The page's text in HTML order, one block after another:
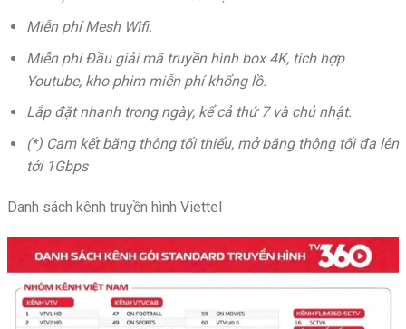
Miễn phí Mesh Wifi.
Miễn phí Đầu giải mã truyền hình box 4K, tích hợp
Youtube, kho phim miễn phí khổng lồ.
Lắp đặt nhanh trong ngày, kể cả thứ 7 và chủ nhật.
(*) Cam kết băng thông tối thiểu, mở băng thông tối đa lên
tới 1Gbps
Danh sách kênh truyền hình Viettel